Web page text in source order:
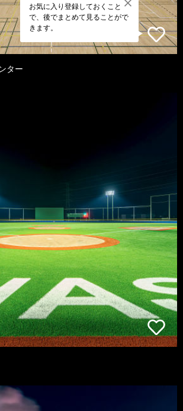
お気に入り登録しておくこと
で、後でまとめて見ることがで
きます。
ター